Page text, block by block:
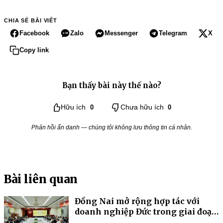
CHIA SẺ BÀI VIẾT
Facebook Zalo Messenger Telegram X
Copy link
Bạn thấy bài này thế nào?
Hữu ích 0 Chưa hữu ích 0
Phản hồi ẩn danh — chúng tôi không lưu thông tin cá nhân.
Bài liên quan
Đồng Nai mở rộng hợp tác với
doanh nghiệp Đức trong giai đoạn